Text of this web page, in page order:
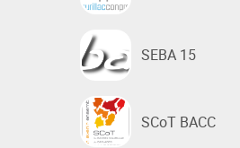
SEBA 15
SCoT BACC